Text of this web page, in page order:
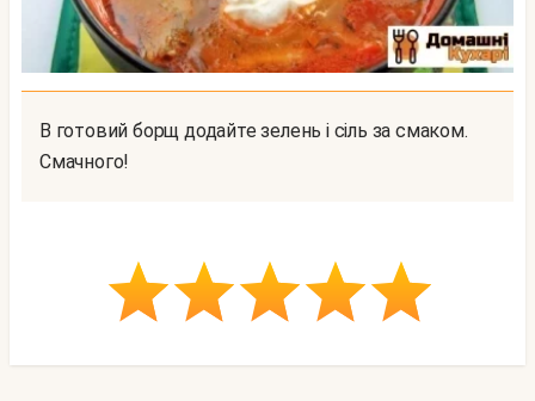
В готовий борщ додайте зелень і сіль за смаком.
Смачного!